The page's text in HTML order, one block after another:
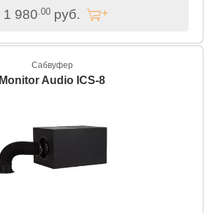
1 980 .00руб.
Сабвуфер
Monitor Audio ICS-8